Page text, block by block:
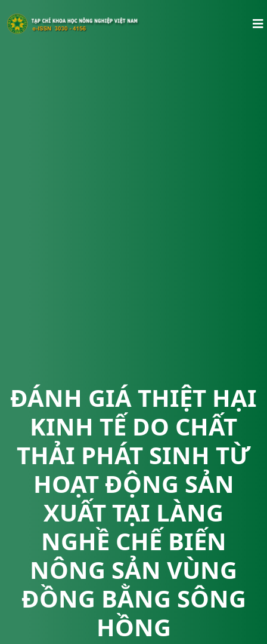
ĐÁNH GIÁ THIỆT HẠI
KINH TẾ DO CHẤT
THẢI PHÁT SINH TỪ
HOẠT ĐỘNG SẢN
XUẤT TẠI LÀNG
NGHỀ CHẾ BIẾN
NÔNG SẢN VÙNG
ĐỒNG BẰNG SÔNG
HỒNG